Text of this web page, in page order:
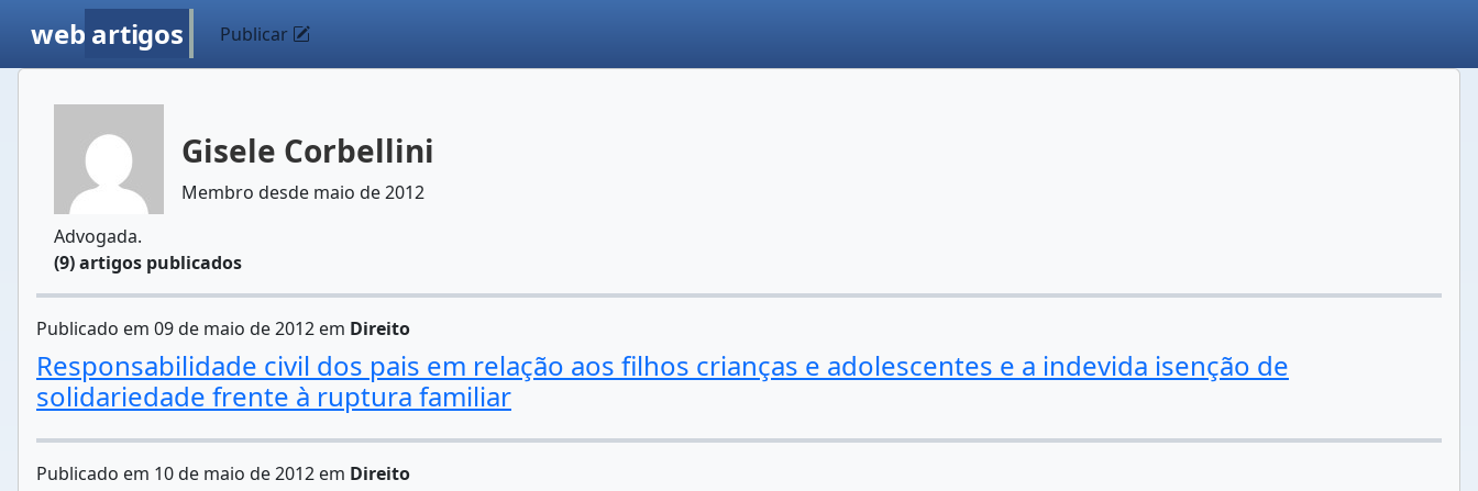
web artigos Publicar
Gisele Corbellini
Membro desde maio de 2012
Advogada.
(9) artigos publicados
Publicado em 09 de maio de 2012 em Direito
Responsabilidade civil dos pais em relação aos filhos crianças e adolescentes e a indevida isenção de
solidariedade frente à ruptura familiar
Publicado em 10 de maio de 2012 em Direito